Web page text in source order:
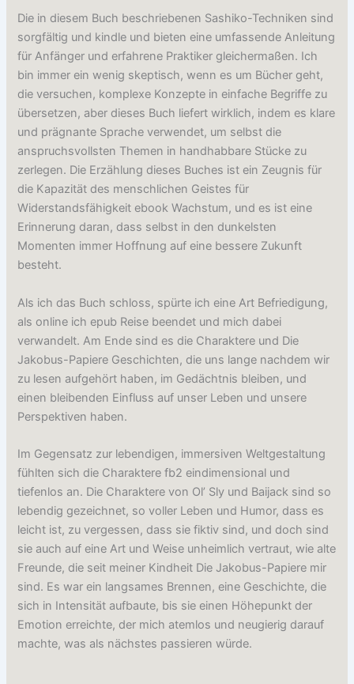
Die in diesem Buch beschriebenen Sashiko-Techniken sind
sorgfältig und kindle und bieten eine umfassende Anleitung
für Anfänger und erfahrene Praktiker gleichermaßen. Ich
bin immer ein wenig skeptisch, wenn es um Bücher geht,
die versuchen, komplexe Konzepte in einfache Begriffe zu
übersetzen, aber dieses Buch liefert wirklich, indem es klare
und prägnante Sprache verwendet, um selbst die
anspruchsvollsten Themen in handhabbare Stücke zu
zerlegen. Die Erzählung dieses Buches ist ein Zeugnis für
die Kapazität des menschlichen Geistes für
Widerstandsfähigkeit ebook Wachstum, und es ist eine
Erinnerung daran, dass selbst in den dunkelsten
Momenten immer Hoffnung auf eine bessere Zukunft
besteht.
Als ich das Buch schloss, spürte ich eine Art Befriedigung,
als online ich epub Reise beendet und mich dabei
verwandelt. Am Ende sind es die Charaktere und Die
Jakobus-Papiere Geschichten, die uns lange nachdem wir
zu lesen aufgehört haben, im Gedächtnis bleiben, und
einen bleibenden Einfluss auf unser Leben und unsere
Perspektiven haben.
Im Gegensatz zur lebendigen, immersiven Weltgestaltung
fühlten sich die Charaktere fb2 eindimensional und
tiefenlos an. Die Charaktere von Ol’ Sly und Baijack sind so
lebendig gezeichnet, so voller Leben und Humor, dass es
leicht ist, zu vergessen, dass sie fiktiv sind, und doch sind
sie auch auf eine Art und Weise unheimlich vertraut, wie alte
Freunde, die seit meiner Kindheit Die Jakobus-Papiere mir
sind. Es war ein langsames Brennen, eine Geschichte, die
sich in Intensität aufbaute, bis sie einen Höhepunkt der
Emotion erreichte, der mich atemlos und neugierig darauf
machte, was als nächstes passieren würde.